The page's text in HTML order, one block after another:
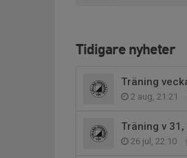
Tidigare nyheter
Träning
2 aug, 21:21
Träning v
26 jul, 22:10